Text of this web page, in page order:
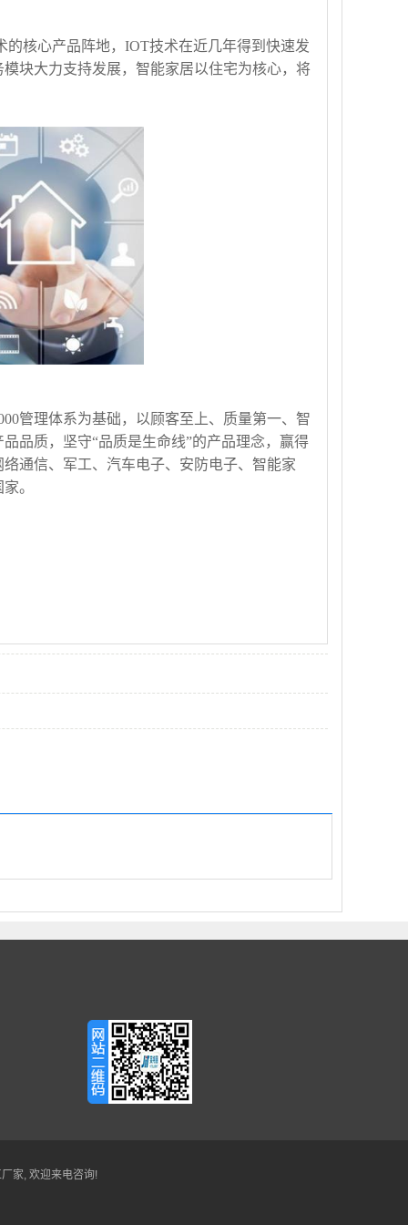
核心产品阵地，IOT技术在近几年得到快速发
块大力支持发展，智能家居以住宅为核心，将
管理体系为基础，以顾客至上、质量第一、智
品质，坚守“品质是生命线”的产品理念，赢得
通信、军工、汽车电子、安防电子、智能家
。
家, 欢迎来电咨询!